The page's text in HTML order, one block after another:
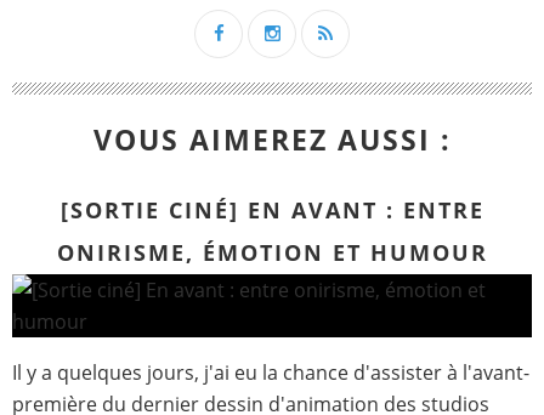
VOUS AIMEREZ AUSSI :
[SORTIE CINÉ] EN AVANT : ENTRE
ONIRISME, ÉMOTION ET HUMOUR
Il y a quelques jours, j'ai eu la chance d'assister à l'avant-
première du dernier dessin d'animation des studios